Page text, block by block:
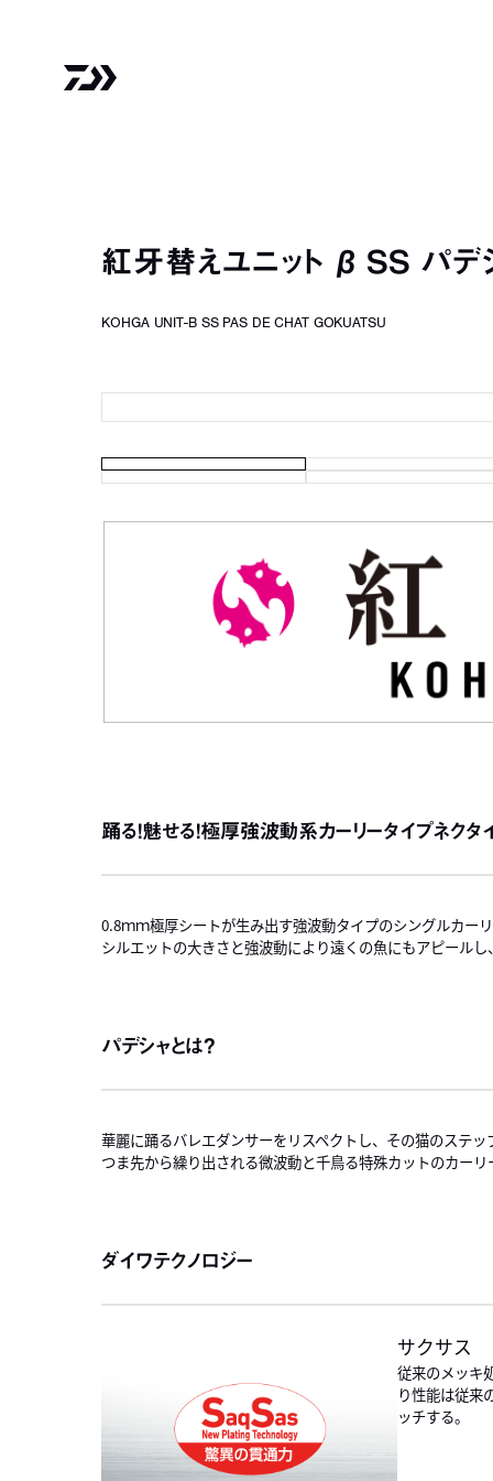
紅牙替えユニット β SS パデ
KOHGA UNIT-B SS PAS DE CHAT GOKUATSU
踊る！魅せる！極厚強波動系カーリータイプネクタ
0.8ｍｍ極厚シートが生み出す強波動タイプのシングルカー
シルエットの大きさと強波動により遠くの魚にもアピール
パデシャとは？
華麗に踊るバレエダンサーをリスペクトし、その猫のステ
つま先から繰り出される微波動と千鳥る特殊カットのカー
ダイワテクノロジー
サクサス
従来のメッキ
り性能は従来
ッチする。